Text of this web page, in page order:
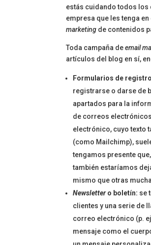
estás cuidando todos los
empresa que les tenga
marketing de contenidos
Toda campaña deemail
artículos del blog en sí,
Formularios de
registrarse o darse de
apartados para la
de correos
electrónico, cuyo texto
(como Mailchimp),
tengamos presente
también estaríamos
mismo que otras
Newslettero boletín: se
clientes y una serie de
correo electrónico (p.
mensaje como el